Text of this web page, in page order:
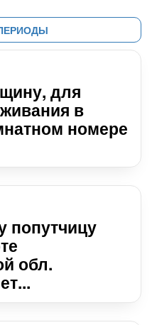
для
в
номере
попутчицу
обл.